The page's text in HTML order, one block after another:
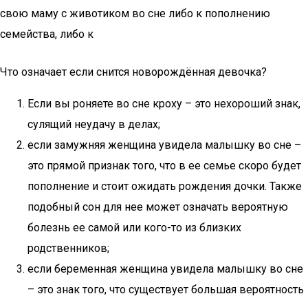
свою маму с животиком во сне либо к пополнению
семейства, либо к
Что означает если снится новорождённая девочка?
Если вы роняете во сне кроху – это нехороший знак,
сулящий неудачу в делах;
если замужняя женщина увидела малышку во сне –
это прямой признак того, что в ее семье скоро будет
пополнение и стоит ожидать рождения дочки. Также
подобный сон для нее может означать вероятную
болезнь ее самой или кого-то из близких
родственников;
если беременная женщина увидела малышку во сне
– это знак того, что существует большая вероятность